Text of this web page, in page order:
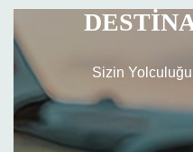
Sizin